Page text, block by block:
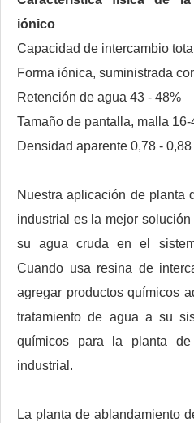
iónico
Capacidad de intercambio
Forma iónica, suministrada
Retención de agua 43 - 48%
Tamaño de pantalla, malla 16-
Densidad aparente 0,78 - 0,88
Nuestra aplicación de planta
industrial es la mejor
su agua cruda en el
Cuando usa resina de
agregar productos químicos
tratamiento de agua a su
químicos para la planta
industrial.
La planta de ablandamiento